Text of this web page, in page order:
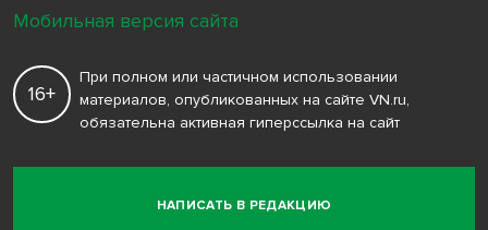
НАПИСАТЬ В РЕДАКЦИЮ
16+
При полном или частичном использовании
материалов, опубликованных на сайте VN.ru,
обязательна активная гиперссылка на сайт
Мобильная версия сайта